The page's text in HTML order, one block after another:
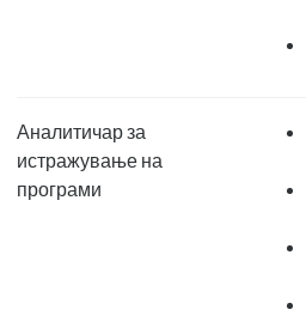
Аналитичар за
истражување на
програми